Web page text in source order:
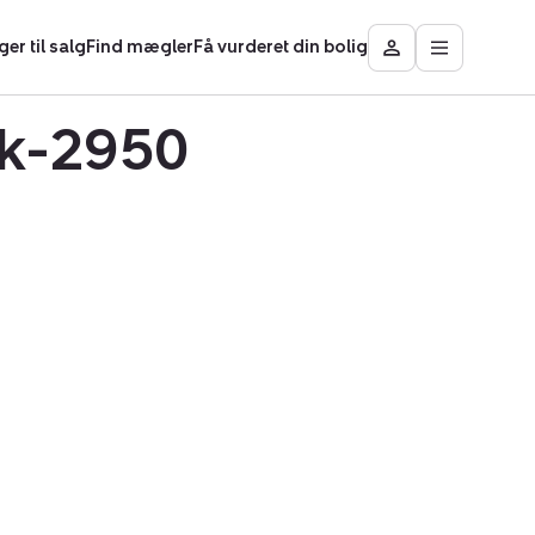
til salgFind mæglerFå vurderet din bolig
Besøg
Mit
Åbn
2950